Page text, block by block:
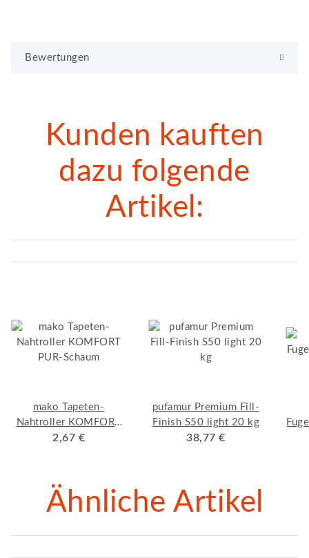
Bewertungen
Kunden kauften
dazu folgende
Artikel:
mako Tapeten-
Nahtroller KOMFORT
PUR-Schaum
2,67 €
pufamur Premium Fill-
Finish S50 light 20 kg
38,77 €
Ähnliche Artikel